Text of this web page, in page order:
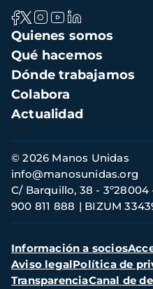
Navegación
principal
Quienes somos
Qué hacemos
Dónde trabajamos
Colabora
Actualidad
Información
de
contacto
© 2026 Manos Unidas
C/ Barquillo, 38 - 3º28004
900 811 888
BIZUM
info@manosunidas.org
Menú
secundario
Información a socios
Aviso legalPolítica de
TransparenciaCanal de